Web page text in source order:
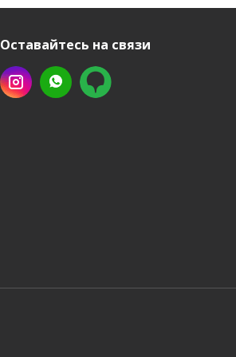
Оставайтесь на связи